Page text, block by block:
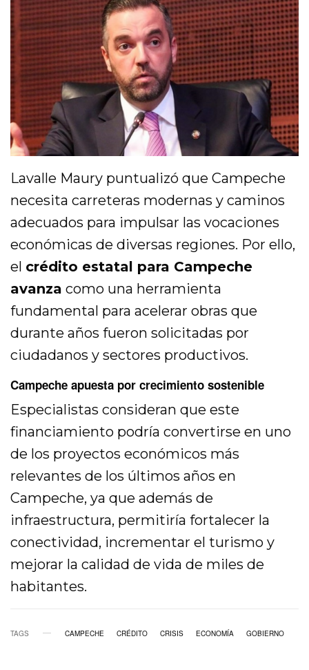
Lavalle Maury puntualizó que Campeche
necesita carreteras modernas y caminos
adecuados para impulsar las vocaciones
económicas de diversas regiones. Por ello,
el crédito estatal para Campeche
avanza como una herramienta
fundamental para acelerar obras que
durante años fueron solicitadas por
ciudadanos y sectores productivos.
Campeche apuesta por crecimiento sostenible
Especialistas consideran que este
financiamiento podría convertirse en uno
de los proyectos económicos más
relevantes de los últimos años en
Campeche, ya que además de
infraestructura, permitiría fortalecer la
conectividad, incrementar el turismo y
mejorar la calidad de vida de miles de
habitantes.
TAGS CAMPECHE CRÉDITO CRISIS ECONOMÍA GOBIERNO